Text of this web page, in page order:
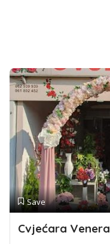
Save
Cvjećara Venera